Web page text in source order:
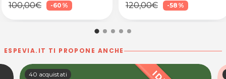
100,00€ -60% 120,00€ -58%
ESPEVIA.IT TI PROPONE ANCHE
40 acquistati